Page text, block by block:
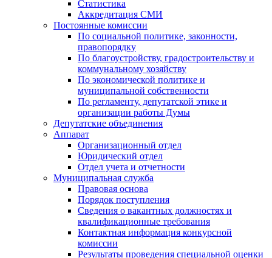
Статистика
Аккредитация СМИ
Постоянные комиссии
По социальной политике, законности,
правопорядку
По благоустройству, градостроительству и
коммунальному хозяйству
По экономической политике и
муниципальной собственности
По регламенту, депутатской этике и
организации работы Думы
Депутатские объединения
Аппарат
Организационный отдел
Юридический отдел
Отдел учета и отчетности
Муниципальная служба
Правовая основа
Порядок поступления
Сведения о вакантных должностях и
квалификационные требования
Контактная информация конкурсной
комиссии
Результаты проведения специальной оценки